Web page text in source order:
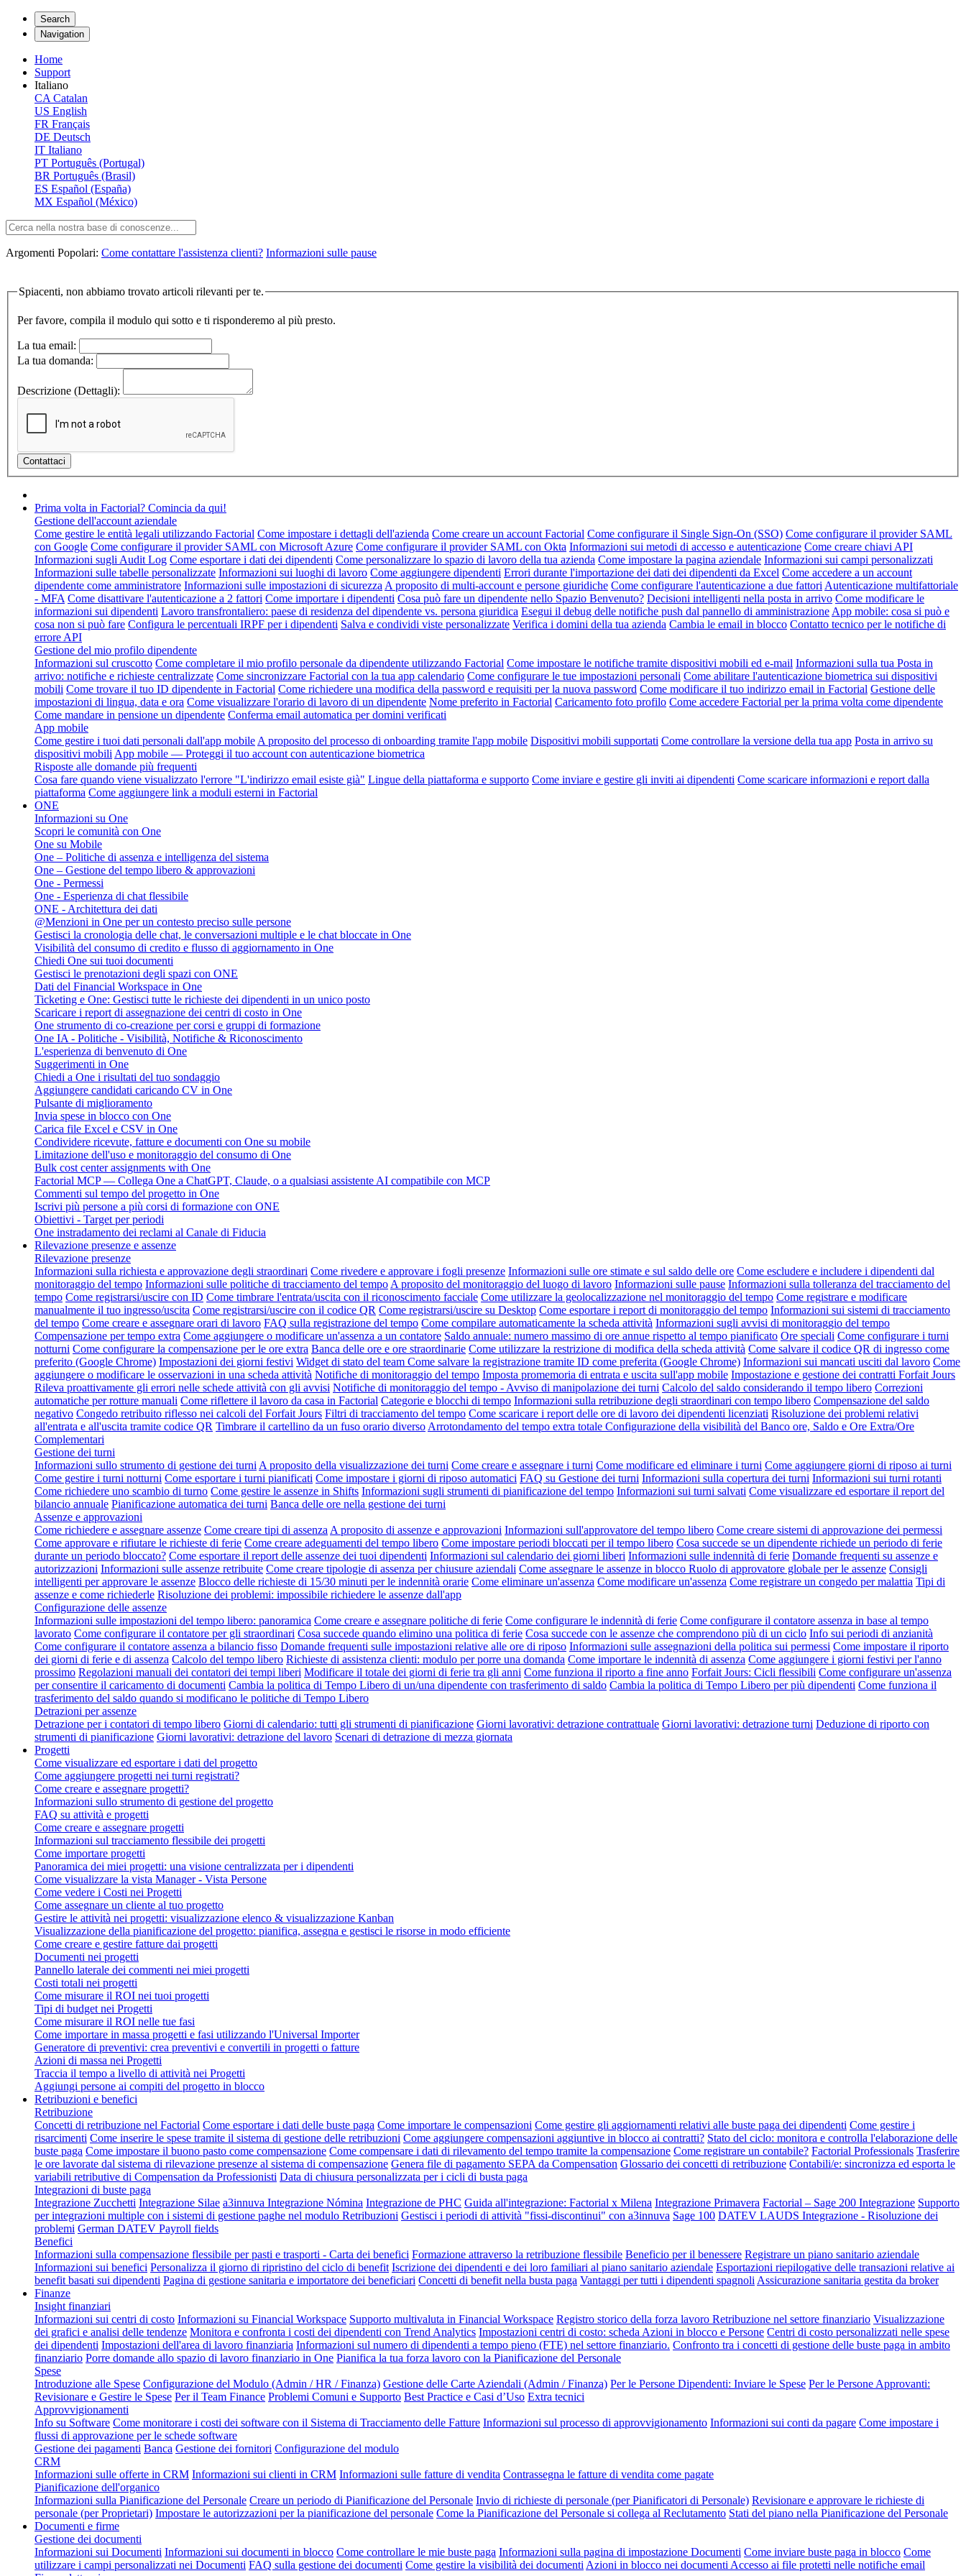
Search
Navigation
Home
Support
Italiano
CA Catalan
US English
FR Français
DE Deutsch
IT Italiano
PT Português (Portugal)
BR Português (Brasil)
ES Español (España)
MX Español (México)
Argomenti Popolari: Come contattare l'assistenza clienti? Informazioni sulle pause
Spiacenti, non abbiamo trovato articoli rilevanti per te.
Per favore, compila il modulo qui sotto e ti risponderemo al più presto.
La tua email:
La tua domanda:
Descrizione (Dettagli):
Prima volta in Factorial? Comincia da qui!
Gestione dell'account aziendale
Come gestire le entità legali utilizzando Factorial Come impostare i dettagli dell'azienda Come creare un account Factorial Come configurare il Single Sign-On (SSO) Come configurare il provider SAML
con Google Come configurare il provider SAML con Microsoft Azure Come configurare il provider SAML con Okta Informazioni sui metodi di accesso e autenticazione Come creare chiavi API
Informazioni sugli Audit Log Come esportare i dati dei dipendenti Come personalizzare lo spazio di lavoro della tua azienda Come impostare la pagina aziendale Informazioni sui campi personalizzati
Informazioni sulle tabelle personalizzate Informazioni sui luoghi di lavoro Come aggiungere dipendenti Errori durante l'importazione dei dati dei dipendenti da Excel Come accedere a un account
dipendente come amministratore Informazioni sulle impostazioni di sicurezza A proposito di multi-account e persone giuridiche Come configurare l'autenticazione a due fattori Autenticazione multifattoriale
- MFA Come disattivare l'autenticazione a 2 fattori Come importare i dipendenti Cosa può fare un dipendente nello Spazio Benvenuto? Decisioni intelligenti nella posta in arrivo Come modificare le
informazioni sui dipendenti Lavoro transfrontaliero: paese di residenza del dipendente vs. persona giuridica Esegui il debug delle notifiche push dal pannello di amministrazione App mobile: cosa si può e
cosa non si può fare Configura le percentuali IRPF per i dipendenti Salva e condividi viste personalizzate Verifica i domini della tua azienda Cambia le email in blocco Contatto tecnico per le notifiche di
errore API
Gestione del mio profilo dipendente
Informazioni sul cruscotto Come completare il mio profilo personale da dipendente utilizzando Factorial Come impostare le notifiche tramite dispositivi mobili ed e-mail Informazioni sulla tua Posta in
arrivo: notifiche e richieste centralizzate Come sincronizzare Factorial con la tua app calendario Come configurare le tue impostazioni personali Come abilitare l'autenticazione biometrica sui dispositivi
mobili Come trovare il tuo ID dipendente in Factorial Come richiedere una modifica della password e requisiti per la nuova password Come modificare il tuo indirizzo email in Factorial Gestione delle
impostazioni di lingua, data e ora Come visualizzare l'orario di lavoro di un dipendente Nome preferito in Factorial Caricamento foto profilo Come accedere Factorial per la prima volta come dipendente
Come mandare in pensione un dipendente Conferma email automatica per domini verificati
App mobile
Come gestire i tuoi dati personali dall'app mobile A proposito del processo di onboarding tramite l'app mobile Dispositivi mobili supportati Come controllare la versione della tua app Posta in arrivo su
dispositivi mobili App mobile — Proteggi il tuo account con autenticazione biometrica
Risposte alle domande più frequenti
Cosa fare quando viene visualizzato l'errore "L'indirizzo email esiste già" Lingue della piattaforma e supporto Come inviare e gestire gli inviti ai dipendenti Come scaricare informazioni e report dalla
piattaforma Come aggiungere link a moduli esterni in Factorial
ONE
Informazioni su One
Scopri le comunità con One
One su Mobile
One – Politiche di assenza e intelligenza del sistema
One – Gestione del tempo libero & approvazioni
One - Permessi
One - Esperienza di chat flessibile
ONE - Architettura dei dati
@Menzioni in One per un contesto preciso sulle persone
Gestisci la cronologia delle chat, le conversazioni multiple e le chat bloccate in One
Visibilità del consumo di credito e flusso di aggiornamento in One
Chiedi One sui tuoi documenti
Gestisci le prenotazioni degli spazi con ONE
Dati del Financial Workspace in One
Ticketing e One: Gestisci tutte le richieste dei dipendenti in un unico posto
Scaricare i report di assegnazione dei centri di costo in One
One strumento di co-creazione per corsi e gruppi di formazione
One IA - Politiche - Visibilità, Notifiche & Riconoscimento
L'esperienza di benvenuto di One
Suggerimenti in One
Chiedi a One i risultati del tuo sondaggio
Aggiungere candidati caricando CV in One
Pulsante di miglioramento
Invia spese in blocco con One
Carica file Excel e CSV in One
Condividere ricevute, fatture e documenti con One su mobile
Limitazione dell'uso e monitoraggio del consumo di One
Bulk cost center assignments with One
Factorial MCP — Collega One a ChatGPT, Claude, o a qualsiasi assistente AI compatibile con MCP
Commenti sul tempo del progetto in One
Iscrivi più persone a più corsi di formazione con ONE
Obiettivi - Target per periodi
One instradamento dei reclami al Canale di Fiducia
Rilevazione presenze e assenze
Rilevazione presenze
Informazioni sulla richiesta e approvazione degli straordinari Come rivedere e approvare i fogli presenze Informazioni sulle ore stimate e sul saldo delle ore Come escludere e includere i dipendenti dal
monitoraggio del tempo Informazioni sulle politiche di tracciamento del tempo A proposito del monitoraggio del luogo di lavoro Informazioni sulle pause Informazioni sulla tolleranza del tracciamento del
tempo Come registrarsi/uscire con ID Come timbrare l'entrata/uscita con il riconoscimento facciale Come utilizzare la geolocalizzazione nel monitoraggio del tempo Come registrare e modificare
manualmente il tuo ingresso/uscita Come registrarsi/uscire con il codice QR Come registrarsi/uscire su Desktop Come esportare i report di monitoraggio del tempo Informazioni sui sistemi di tracciamento
del tempo Come creare e assegnare orari di lavoro FAQ sulla registrazione del tempo Come compilare automaticamente la scheda attività Informazioni sugli avvisi di monitoraggio del tempo
Compensazione per tempo extra Come aggiungere o modificare un'assenza a un contatore Saldo annuale: numero massimo di ore annue rispetto al tempo pianificato Ore speciali Come configurare i turni
notturni Come configurare la compensazione per le ore extra Banca delle ore e ore straordinarie Come utilizzare la restrizione di modifica della scheda attività Come salvare il codice QR di ingresso come
preferito (Google Chrome) Impostazioni dei giorni festivi Widget di stato del team Come salvare la registrazione tramite ID come preferita (Google Chrome) Informazioni sui mancati usciti dal lavoro Come
aggiungere o modificare le osservazioni in una scheda attività Notifiche di monitoraggio del tempo Imposta promemoria di entrata e uscita sull'app mobile Impostazione e gestione dei contratti Forfait Jours
Rileva proattivamente gli errori nelle schede attività con gli avvisi Notifiche di monitoraggio del tempo - Avviso di manipolazione dei turni Calcolo del saldo considerando il tempo libero Correzioni
automatiche per rotture manuali Come riflettere il lavoro da casa in Factorial Categorie e blocchi di tempo Informazioni sulla retribuzione degli straordinari con tempo libero Compensazione del saldo
negativo Congedo retribuito riflesso nei calcoli del Forfait Jours Filtri di tracciamento del tempo Come scaricare i report delle ore di lavoro dei dipendenti licenziati Risoluzione dei problemi relativi
all'entrata e all'uscita tramite codice QR Timbrare il cartellino da un fuso orario diverso Arrotondamento del tempo extra totale Configurazione della visibilità del Banco ore, Saldo e Ore Extra/Ore
Complementari
Gestione dei turni
Informazioni sullo strumento di gestione dei turni A proposito della visualizzazione dei turni Come creare e assegnare i turni Come modificare ed eliminare i turni Come aggiungere giorni di riposo ai turni
Come gestire i turni notturni Come esportare i turni pianificati Come impostare i giorni di riposo automatici FAQ su Gestione dei turni Informazioni sulla copertura dei turni Informazioni sui turni rotanti
Come richiedere uno scambio di turno Come gestire le assenze in Shifts Informazioni sugli strumenti di pianificazione del tempo Informazioni sui turni salvati Come visualizzare ed esportare il report del
bilancio annuale Pianificazione automatica dei turni Banca delle ore nella gestione dei turni
Assenze e approvazioni
Come richiedere e assegnare assenze Come creare tipi di assenza A proposito di assenze e approvazioni Informazioni sull'approvatore del tempo libero Come creare sistemi di approvazione dei permessi
Come approvare e rifiutare le richieste di ferie Come creare adeguamenti del tempo libero Come impostare periodi bloccati per il tempo libero Cosa succede se un dipendente richiede un periodo di ferie
durante un periodo bloccato? Come esportare il report delle assenze dei tuoi dipendenti Informazioni sul calendario dei giorni liberi Informazioni sulle indennità di ferie Domande frequenti su assenze e
autorizzazioni Informazioni sulle assenze retribuite Come creare tipologie di assenza per chiusure aziendali Come assegnare le assenze in blocco Ruolo di approvatore globale per le assenze Consigli
intelligenti per approvare le assenze Blocco delle richieste di 15/30 minuti per le indennità orarie Come eliminare un'assenza Come modificare un'assenza Come registrare un congedo per malattia Tipi di
assenze e come richiederle Risoluzione dei problemi: impossibile richiedere le assenze dall'app
Configurazione delle assenze
Informazioni sulle impostazioni del tempo libero: panoramica Come creare e assegnare politiche di ferie Come configurare le indennità di ferie Come configurare il contatore assenza in base al tempo
lavorato Come configurare il contatore per gli straordinari Cosa succede quando elimino una politica di ferie Cosa succede con le assenze che comprendono più di un ciclo Info sui periodi di anzianità
Come configurare il contatore assenza a bilancio fisso Domande frequenti sulle impostazioni relative alle ore di riposo Informazioni sulle assegnazioni della politica sui permessi Come impostare il riporto
dei giorni di ferie e di assenza Calcolo del tempo libero Richieste di assistenza clienti: modulo per porre una domanda Come importare le indennità di assenza Come aggiungere i giorni festivi per l'anno
prossimo Regolazioni manuali dei contatori dei tempi liberi Modificare il totale dei giorni di ferie tra gli anni Come funziona il riporto a fine anno Forfait Jours: Cicli flessibili Come configurare un'assenza
per consentire il caricamento di documenti Cambia la politica di Tempo Libero di un/una dipendente con trasferimento di saldo Cambia la politica di Tempo Libero per più dipendenti Come funziona il
trasferimento del saldo quando si modificano le politiche di Tempo Libero
Detrazioni per assenze
Detrazione per i contatori di tempo libero Giorni di calendario: tutti gli strumenti di pianificazione Giorni lavorativi: detrazione contrattuale Giorni lavorativi: detrazione turni Deduzione di riporto con
strumenti di pianificazione Giorni lavorativi: detrazione del lavoro Scenari di detrazione di mezza giornata
Progetti
Come visualizzare ed esportare i dati del progetto
Come aggiungere progetti nei turni registrati?
Come creare e assegnare progetti?
Informazioni sullo strumento di gestione del progetto
FAQ su attività e progetti
Come creare e assegnare progetti
Informazioni sul tracciamento flessibile dei progetti
Come importare progetti
Panoramica dei miei progetti: una visione centralizzata per i dipendenti
Come visualizzare la vista Manager - Vista Persone
Come vedere i Costi nei Progetti
Come assegnare un cliente al tuo progetto
Gestire le attività nei progetti: visualizzazione elenco & visualizzazione Kanban
Visualizzazione della pianificazione del progetto: pianifica, assegna e gestisci le risorse in modo efficiente
Come creare e gestire fatture dai progetti
Documenti nei progetti
Pannello laterale dei commenti nei miei progetti
Costi totali nei progetti
Come misurare il ROI nei tuoi progetti
Tipi di budget nei Progetti
Come misurare il ROI nelle tue fasi
Come importare in massa progetti e fasi utilizzando l'Universal Importer
Generatore di preventivi: crea preventivi e convertili in progetti o fatture
Azioni di massa nei Progetti
Traccia il tempo a livello di attività nei Progetti
Aggiungi persone ai compiti del progetto in blocco
Retribuzioni e benefici
Retribuzione
Concetti di retribuzione nel Factorial Come esportare i dati delle buste paga Come importare le compensazioni Come gestire gli aggiornamenti relativi alle buste paga dei dipendenti Come gestire i
risarcimenti Come inserire le spese tramite il sistema di gestione delle retribuzioni Come aggiungere compensazioni aggiuntive in blocco ai contratti? Stato del ciclo: monitora e controlla l'elaborazione delle
buste paga Come impostare il buono pasto come compensazione Come compensare i dati di rilevamento del tempo tramite la compensazione Come registrare un contabile? Factorial Professionals Trasferire
le ore lavorate dal sistema di rilevazione presenze al sistema di compensazione Genera file di pagamento SEPA da Compensation Glossario dei concetti di retribuzione Contabili/e: sincronizza ed esporta le
variabili retributive di Compensation da Professionisti Data di chiusura personalizzata per i cicli di busta paga
Integrazioni di buste paga
Integrazione Zucchetti Integrazione Silae a3innuva Integrazione Nómina Integrazione de PHC Guida all'integrazione: Factorial x Milena Integrazione Primavera Factorial – Sage 200 Integrazione Supporto
per integrazioni multiple con i sistemi di gestione paghe nel modulo Retribuzioni Gestisci i periodi di attività "fissi-discontinui" con a3innuva Sage 100 DATEV LAUDS Integrazione - Risoluzione dei
problemi German DATEV Payroll fields
Benefici
Informazioni sulla compensazione flessibile per pasti e trasporti - Carta dei benefici Formazione attraverso la retribuzione flessibile Beneficio per il benessere Registrare un piano sanitario aziendale
Informazioni sui benefici Personalizza il giorno di ripristino del ciclo di benefit Iscrizione dei dipendenti e dei loro familiari al piano sanitario aziendale Esportazioni riepilogative delle transazioni relative ai
benefit basati sui dipendenti Pagina di gestione sanitaria e importatore dei beneficiari Concetti di benefit nella busta paga Vantaggi per tutti i dipendenti spagnoli Assicurazione sanitaria gestita da broker
Finanze
Insight finanziari
Informazioni sui centri di costo Informazioni su Financial Workspace Supporto multivaluta in Financial Workspace Registro storico della forza lavoro Retribuzione nel settore finanziario Visualizzazione
dei grafici e analisi delle tendenze Monitora e confronta i costi dei dipendenti con Trend Analytics Impostazioni centri di costo: scheda Azioni in blocco e Persone Centri di costo personalizzati nelle spese
dei dipendenti Impostazioni dell'area di lavoro finanziaria Informazioni sul numero di dipendenti a tempo pieno (FTE) nel settore finanziario. Confronto tra i concetti di gestione delle buste paga in ambito
finanziario Porre domande allo spazio di lavoro finanziario in One Pianifica la tua forza lavoro con la Pianificazione del Personale
Spese
Introduzione alle Spese Configurazione del Modulo (Admin / HR / Finanza) Gestione delle Carte Aziendali (Admin / Finanza) Per le Persone Dipendenti: Inviare le Spese Per le Persone Approvanti:
Revisionare e Gestire le Spese Per il Team Finance Problemi Comuni e Supporto Best Practice e Casi d’Uso Extra tecnici
Approvvigionamenti
Info su Software Come monitorare i costi dei software con il Sistema di Tracciamento delle Fatture Informazioni sul processo di approvvigionamento Informazioni sui conti da pagare Come impostare i
flussi di approvazione per le schede software
Gestione dei pagamenti Banca Gestione dei fornitori Configurazione del modulo
CRM
Informazioni sulle offerte in CRM Informazioni sui clienti in CRM Informazioni sulle fatture di vendita Contrassegna le fatture di vendita come pagate
Pianificazione dell'organico
Informazioni sulla Pianificazione del Personale Creare un periodo di Pianificazione del Personale Invio di richieste di personale (per Pianificatori di Personale) Revisionare e approvare le richieste di
personale (per Proprietari) Impostare le autorizzazioni per la pianificazione del personale Come la Pianificazione del Personale si collega al Reclutamento Stati del piano nella Pianificazione del Personale
Documenti e firme
Gestione dei documenti
Informazioni sui Documenti Informazioni sui documenti in blocco Come controllare le mie buste paga Informazioni sulla pagina di impostazione Documenti Come inviare buste paga in blocco Come
utilizzare i campi personalizzati nei Documenti FAQ sulla gestione dei documenti Come gestire la visibilità dei documenti Azioni in blocco nei documenti Accesso ai file protetti nelle notifiche email